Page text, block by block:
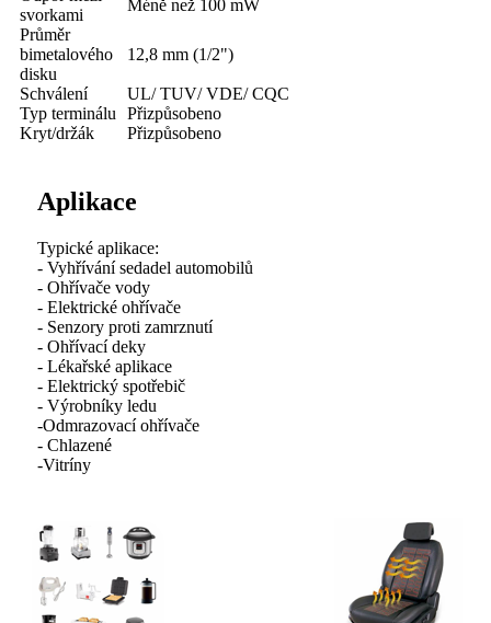
svorkami
Méně než 100 mW
Průměr
bimetalového
disku
12,8 mm (1/2")
Schválení
UL/ TUV/ VDE/ CQC
Typ terminálu
Přizpůsobeno
Kryt/držák
Přizpůsobeno
Aplikace
Typické aplikace:
- Vyhřívání sedadel automobilů
- Ohřívače vody
- Elektrické ohřívače
- Senzory proti zamrznutí
- Ohřívací deky
- Lékařské aplikace
- Elektrický spotřebič
- Výrobníky ledu
-Odmrazovací ohřívače
- Chlazené
-Vitríny